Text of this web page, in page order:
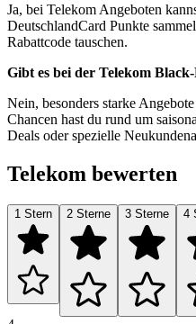
Ja, bei Telekom Angeboten
DeutschlandCard Punkte
Rabattcode tauschen.
Gibt es bei der Telekom
Nein, besonders starke
Chancen hast du rund um
Deals oder spezielle
Telekom bewerten
1 Stern 2 Sterne 3 Sterne 4